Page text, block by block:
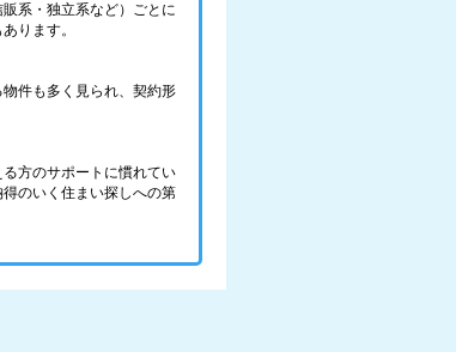
系・独立系など）ごとに
ります。
件も多く見られ、契約形
方のサポートに慣れてい
のいく住まい探しへの第